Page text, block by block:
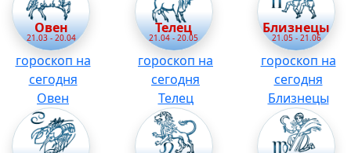
Овен
21.03 - 20.04
гороскоп на
сегодня
Овен
Телец
21.04 - 20.05
гороскоп на
сегодня
Телец
Близнецы
21.05 - 21.06
гороскоп на
сегодня
Близнецы